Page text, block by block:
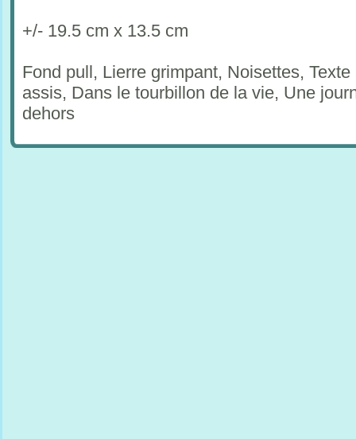
+/- 19.5 cm x 13.5 cm
Fond pull, Lierre grimpant, Noisettes,
assis, Dans le tourbillon de la vie, Une
dehors